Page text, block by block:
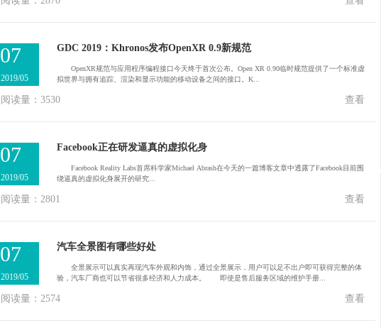
GDC 2019：Khronos发布OpenXR 0.9新规范
OpenXR规范与应用程序编程接口今天终于首次公布。Open XR 0.90临时规范提供了一个标准虚
拟世界与拥有追踪、渲染和显示功能的移动设备之间的接口。K...
阅读量：3530 查看
07
2019/05
Facebook正在研发逼真的虚拟化身
Facebook Reality Labs首席科学家Michael Abrash在今天的一篇博客文章中透露了Facebook目前围
绕逼真的虚拟化身展开的研究...
阅读量：2801 查看
07
2019/05
汽车全景图有哪些好处
全景展示可以真实再现汽车外观和内饰，通过全景展示，用户可以足不出户即可获得完整的体
验，汽车厂商也可以节省很多经济和人力成本。 即使是售后服务区域的维护手册...
阅读量：2574 查看
07
2019/05